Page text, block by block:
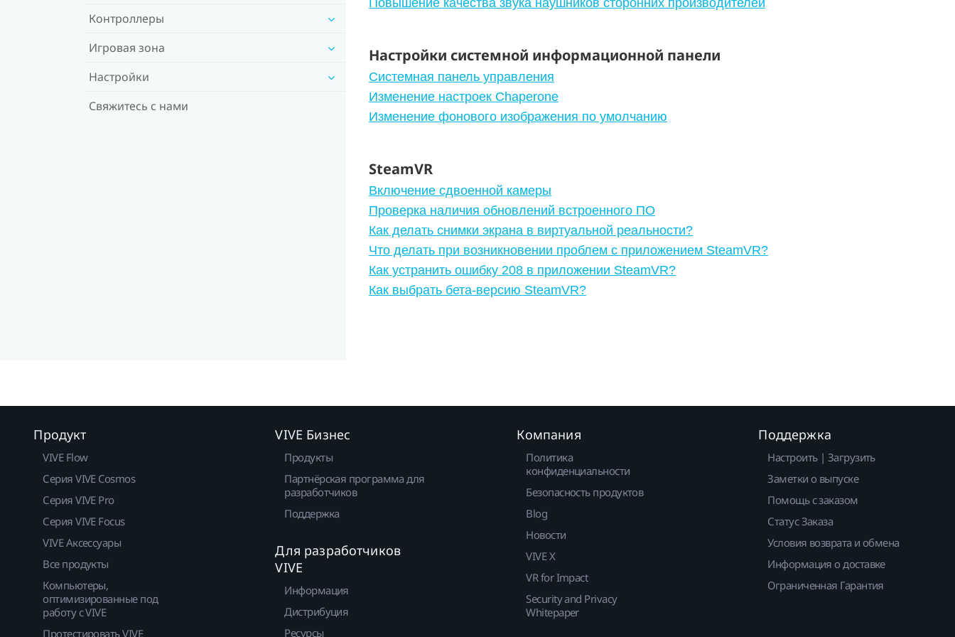
Контроллеры
Игровая зона
Настройки
Свяжитесь с нами
Настройки системной информационной панели
Системная панель управления
Изменение настроек Chaperone
Изменение фонового изображения по умолчанию
SteamVR
Включение сдвоенной камеры
Проверка наличия обновлений встроенного ПО
Как делать снимки экрана в виртуальной реальности?
Что делать при возникновении проблем с приложением SteamVR?
Как устранить ошибку 208 в приложении SteamVR?
Как выбрать бета-версию SteamVR?
Продукт
VIVE Flow
Серия VIVE Cosmos
Серия VIVE Pro
Серия VIVE Focus
VIVE Аксессуары
Все продукты
Компьютеры,
оптимизированные под
работу с VIVE
Протестировать VIVE
VIVE Бизнес
Продукты
Партнёрская программа для
разработчиков
Поддержка
Для разработчиков
VIVE
Информация
Дистрибуция
Ресурсы
Компания
Политика
конфиденциальности
Безопасность продуктов
Blog
Новости
VIVE X
VR for Impact
Security and Privacy
Whitepaper
Поддержка
Настроить | Загрузить
Заметки о выпуске
Помощь с заказом
Статус Заказа
Условия возврата и обмена
Информация о доставке
Ограниченная Гарантия